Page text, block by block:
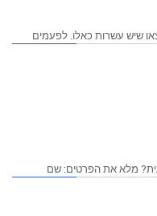
שיש עשרות כאלו. לפעמים
מלא את הפרטים: שם